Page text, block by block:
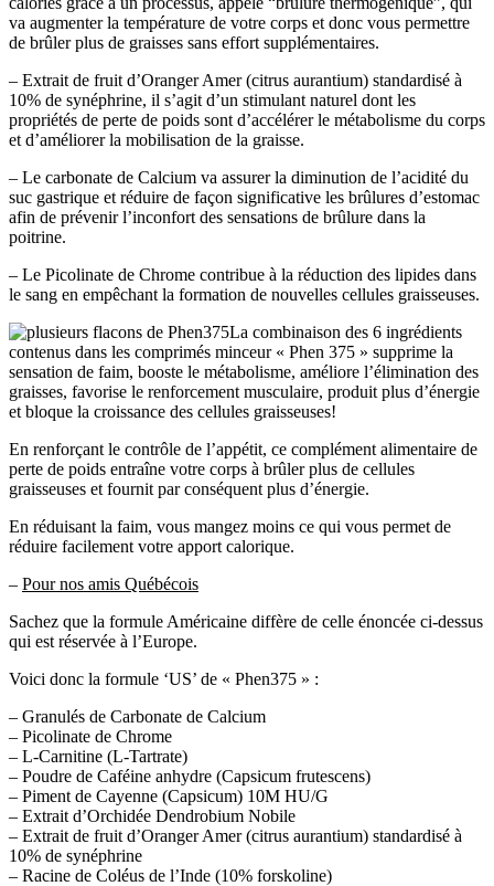
va augmenter la température de votre corps et donc vous permettre
de brûler plus de graisses sans effort supplémentaires.
– Extrait de fruit d’Oranger Amer (citrus aurantium) standardisé à
10% de synéphrine, il s’agit d’un stimulant naturel dont les
propriétés de perte de poids sont d’accélérer le métabolisme du corps
et d’améliorer la mobilisation de la graisse.
– Le carbonate de Calcium va assurer la diminution de l’acidité du
suc gastrique et réduire de façon significative les brûlures d’estomac
afin de prévenir l’inconfort des sensations de brûlure dans la
poitrine.
– Le Picolinate de Chrome contribue à la réduction des lipides dans
le sang en empêchant la formation de nouvelles cellules graisseuses.
La combinaison des 6 ingrédients
contenus dans les comprimés minceur « Phen 375 » supprime la
sensation de faim, booste le métabolisme, améliore l’élimination des
graisses, favorise le renforcement musculaire, produit plus d’énergie
et bloque la croissance des cellules graisseuses!
En renforçant le contrôle de l’appétit, ce complément alimentaire de
perte de poids entraîne votre corps à brûler plus de cellules
graisseuses et fournit par conséquent plus d’énergie.
En réduisant la faim, vous mangez moins ce qui vous permet de
réduire facilement votre apport calorique.
– Pour nos amis Québécois
Sachez que la formule Américaine diffère de celle énoncée ci-dessus
qui est réservée à l’Europe.
Voici donc la formule ‘US’ de « Phen375 » :
– Granulés de Carbonate de Calcium
– Picolinate de Chrome
– L-Carnitine (L-Tartrate)
– Poudre de Caféine anhydre (Capsicum frutescens)
– Piment de Cayenne (Capsicum) 10M HU/G
– Extrait d’Orchidée Dendrobium Nobile
– Extrait de fruit d’Oranger Amer (citrus aurantium) standardisé à
10% de synéphrine
– Racine de Coléus de l’Inde (10% forskoline)